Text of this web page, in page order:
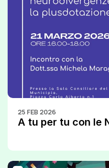
25 FEB 2026
A tu per tu con le